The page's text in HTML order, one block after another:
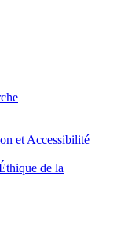
et Accessibilité
de la